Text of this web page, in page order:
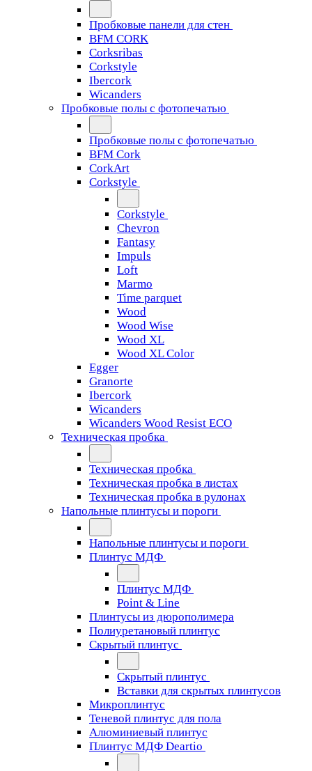
Пробковые панели для стен
BFM CORK
Corksribas
Corkstyle
Ibercork
Wicanders
Пробковые полы с фотопечатью
Пробковые полы с фотопечатью
BFM Cork
CorkArt
Corkstyle
Corkstyle
Chevron
Fantasy
Impuls
Loft
Marmo
Time parquet
Wood
Wood Wise
Wood XL
Wood XL Color
Egger
Granorte
Ibercork
Wicanders
Wicanders Wood Resist ECO
Техническая пробка
Техническая пробка
Техническая пробка в листах
Техническая пробка в рулонах
Напольные плинтусы и пороги
Напольные плинтусы и пороги
Плинтус МДФ
Плинтус МДФ
Point & Line
Плинтусы из дюрополимера
Полиуретановый плинтус
Скрытый плинтус
Скрытый плинтус
Вставки для скрытых плинтусов
Микроплинтус
Теневой плинтус для пола
Алюминиевый плинтус
Плинтус МДФ Deartio